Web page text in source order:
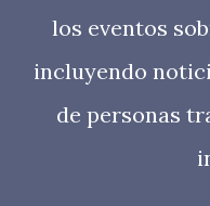
los eventos
incluyendo
de personas